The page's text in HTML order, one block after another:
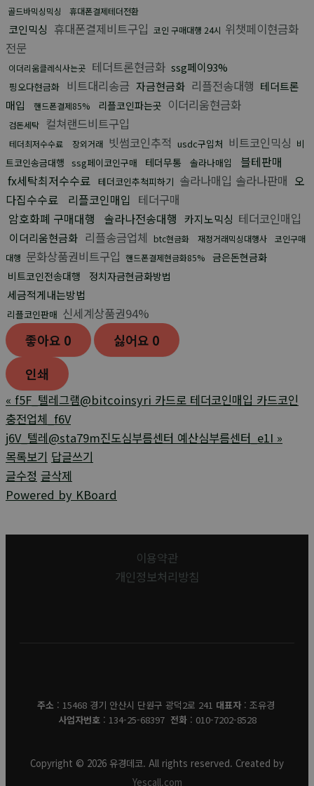
골드바믹싱믹싱 휴대폰결제테더전환
코인믹싱 휴대폰결제비트구입 코인 구매대행 24시 위챗페이현금화
전문
이더리움클레식사는곳 테더트론현금화 ssg페이93%
핑오다현금화 비트대리송금 자금현금화 리플전송대행 테더트론
매입
핸드폰결제85% 리플코인파는곳 이더리움현금화
검돈세탁 컬쳐랜드비트구입
테더최저수수료 장외거래 빗썸코인추적 usdc구입처 비트코인믹싱 비
트코인송금대행 ssg페이코인구매 테더무통 솔라나매입
블테판매
fx세탁최저수수료 테더코인추척피하기 솔라나매입 솔라나판매 오
다집수수료
리플코인매입 테더구매
암호화폐 구매대행
솔라나전송대행 카지노믹싱 테더코인매입
이더리움현금화 리플송금업체 btc현금화 재정거래믹싱대행사
코인구매
대행 문화상품권비트구입 핸드폰결제현금화85%
금은돈현금화
비트코인전송대행
정치자금현금화방법
세금적게내는방법
리플코인판매 신세계상품권94%
좋아요 0 싫어요 0
인쇄
« f5F_텔레그램@bitcoinsyri 카드로 테더코인매입 카드코인
충전업체_f6V
j6V_텔레@sta79m진도심부름센터 예산심부름센터_e1I »
목록보기 답글쓰기
글수정 글삭제
Powered by KBoard
이용약관
개인정보처리방침
주소 : 15468 경기 안산시 단원구 광덕2로 241 대표자: 조유경
사업자번호: 134-25-68397 전화: 010-7202-8528
Copyright © 2026 유경데코. All rights reserved. Created by
Yescall.com